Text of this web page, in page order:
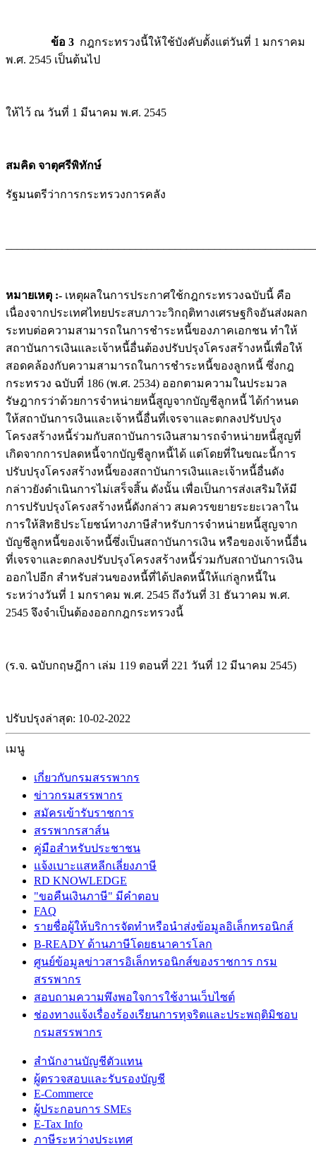
ข้อ 3 กฎกระทรวงนี้ให้ใช้บังคับตั้งแต่วันที่ 1 มกราคม
พ.ศ. 2545 เป็นต้นไป
ให้ไว้ ณ วันที่ 1 มีนาคม พ.ศ. 2545
สมคิด จาตุศรีพิทักษ์
รัฐมนตรีว่าการกระทรวงการคลัง
หมายเหตุ :- เหตุผลในการประกาศใช้กฎกระทรวงฉบับนี้ คือ
เนื่องจากประเทศไทยประสบภาวะวิกฤติทางเศรษฐกิจอันส่งผลก
ระทบต่อความสามารถในการชำระหนี้ของภาคเอกชน ทำให้
สถาบันการเงินและเจ้าหนี้อื่นต้องปรับปรุงโครงสร้างหนี้เพื่อให้
สอดคล้องกับความสามารถในการชำระหนี้ของลูกหนี้ ซึ่งกฎ
กระทรวง ฉบับที่ 186 (พ.ศ. 2534) ออกตามความในประมวล
รัษฎากรว่าด้วยการจำหน่ายหนี้สูญจากบัญชีลูกหนี้ ได้กำหนด
ให้สถาบันการเงินและเจ้าหนี้อื่นที่เจรจาและตกลงปรับปรุง
โครงสร้างหนี้ร่วมกับสถาบันการเงินสามารถจำหน่ายหนี้สูญที่
เกิดจากการปลดหนี้จากบัญชีลูกหนี้ได้ แต่โดยที่ในขณะนี้การ
ปรับปรุงโครงสร้างหนี้ของสถาบันการเงินและเจ้าหนี้อื่นดัง
กล่าวยังดำเนินการไม่เสร็จสิ้น ดังนั้น เพื่อเป็นการส่งเสริมให้มี
การปรับปรุงโครงสร้างหนี้ดังกล่าว สมควรขยายระยะเวลาใน
การให้สิทธิประโยชน์ทางภาษีสำหรับการจำหน่ายหนี้สูญจาก
บัญชีลูกหนี้ของเจ้าหนี้ซึ่งเป็นสถาบันการเงิน หรือของเจ้าหนี้อื่น
ที่เจรจาและตกลงปรับปรุงโครงสร้างหนี้ร่วมกับสถาบันการเงิน
ออกไปอีก สำหรับส่วนของหนี้ที่ได้ปลดหนี้ให้แก่ลูกหนี้ใน
ระหว่างวันที่ 1 มกราคม พ.ศ. 2545 ถึงวันที่ 31 ธันวาคม พ.ศ.
2545 จึงจำเป็นต้องออกกฎกระทรวงนี้
(ร.จ. ฉบับกฤษฎีกา เล่ม 119 ตอนที่ 221 วันที่ 12 มีนาคม 2545)
ปรับปรุงล่าสุด: 10-02-2022
เมนู
เกี่ยวกับกรมสรรพากร
ข่าวกรมสรรพากร
สมัครเข้ารับราชการ
สรรพากรสาส์น
คู่มือสำหรับประชาชน
แจ้งเบาะแสหลีกเลี่ยงภาษี
RD KNOWLEDGE
"ขอคืนเงินภาษี" มีคำตอบ
FAQ
รายชื่อผู้ให้บริการจัดทำหรือนำส่งข้อมูลอิเล็กทรอนิกส์
B-READY ด้านภาษีโดยธนาคารโลก
ศูนย์ข้อมูลข่าวสารอิเล็กทรอนิกส์ของราชการ กรม
สรรพากร
สอบถามความพึงพอใจการใช้งานเว็บไซต์
ช่องทางแจ้งเรื่องร้องเรียนการทุจริตและประพฤติมิชอบ
กรมสรรพากร
สำนักงานบัญชีตัวแทน
ผู้ตรวจสอบและรับรองบัญชี
E-Commerce
ผู้ประกอบการ SMEs
E-Tax Info
ภาษีระหว่างประเทศ